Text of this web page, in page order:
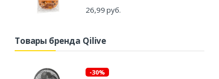
26,99 руб.
Товары бренда Qilive
-30%